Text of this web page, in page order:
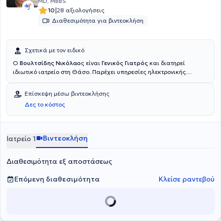
10|28 αξιολογήσεις
Διαθεσιμότητα για βιντεοκλήση
Σχετικά με τον ειδικό
Ο Βουλτσίδης Νικόλαος είναι Γενικός Γιατρός και διατηρεί
ιδιωτικό ιατρείο στη Θάσο. Παρέχει υπηρεσίες ηλεκτρονικής
με ενεργοποιημένη την άυλη συνταγογράφηση. Ολοκλήρωσε τις
σπουδές του (MD) στο Medical Faculty of Novi Sad του τμήματος
Ιατρικής. Έχει εργαστεί με την ειδικότητα Γενικής Ιατρικής στο Γενικό
Νοσοκομείο "Παπανικολάου",ως Επιμελητής Α' στο Κέντρο Υγείας
Επίσκεψη μέσω βιντεοκλήσης
Δες το κόστος
Ιατρείο 1 Βιντεοκλήση
Διαθεσιμότητα εξ αποστάσεως
Επόμενη διαθεσιμότητα
Κλείσε ραντεβού